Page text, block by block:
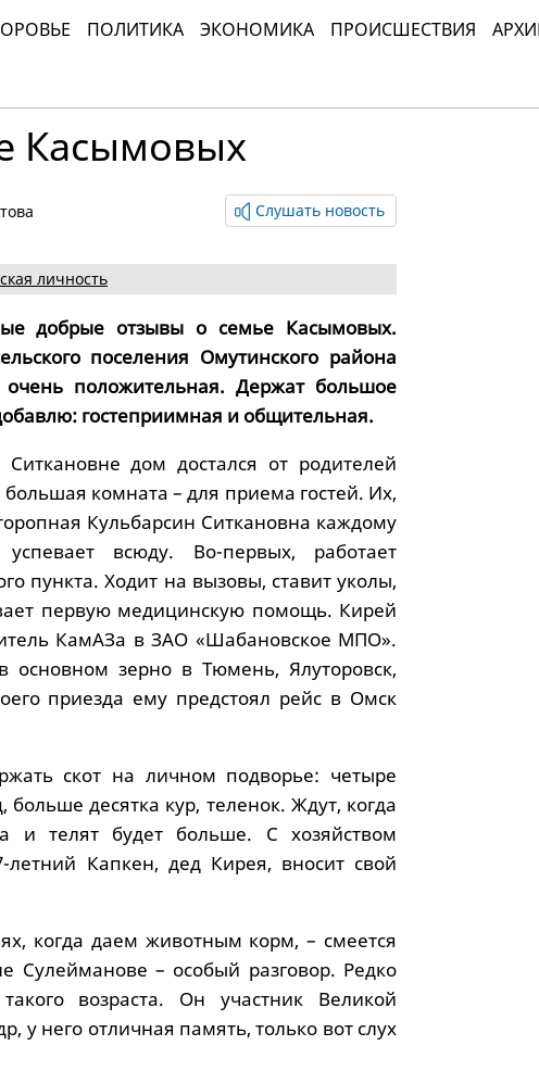
ПОЛИТИКА ЭКОНОМИКА ПРОИСШЕСТВИЯ
Касымовых
Слушать новость
личность
добрые отзывы о семье Касымовых.
поселения Омутинского района
очень положительная. Держат большое
гостеприимная и общительная.
дом достался от родителей
комната – для приема гостей. Их,
Кульбарсин Ситкановна каждому
всюду. Во-первых, работает
пункта. Ходит на вызовы, ставит уколы,
первую медицинскую помощь. Кирей
КамАЗа в ЗАО «Шабановское МПО».
зерно в Тюмень, Ялуторовск,
приезда ему предстоял рейс в Омск
скот на личном подворье: четыре
десятка кур, теленок. Ждут, когда
и телят будет больше. С хозяйством
Капкен, дед Кирея, вносит свой
когда даем животным корм, – смеется
Сулейманове – особый разговор. Редко
возраста. Он участник Великой
у него отличная память, только вот слух